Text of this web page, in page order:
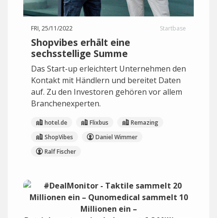
FRI, 25/11/2022 Startbase
Shopvibes erhält eine
sechsstellige Summe
Das Start-up erleichtert Unternehmen den
Kontakt mit Händlern und bereitet Daten
auf. Zu den Investoren gehören vor allem
Branchenexperten.
hotel.de Flixbus
Remazing
ShopVibes
Daniel Wimmer
Ralf Fischer